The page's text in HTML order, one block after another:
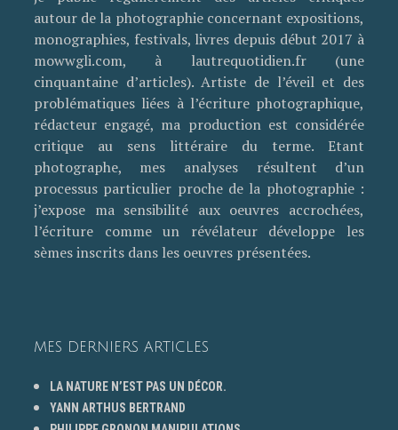
autour de la photographie concernant expositions,
monographies, festivals, livres depuis début 2017 à
mowwgli.com, à lautrequotidien.fr (une
cinquantaine d’articles). Artiste de l’éveil et des
problématiques liées à l’écriture photographique,
rédacteur engagé, ma production est considérée
critique au sens littéraire du terme. Etant
photographe, mes analyses résultent d’un
processus particulier proche de la photographie :
j’expose ma sensibilité aux oeuvres accrochées,
l’écriture comme un révélateur développe les
sèmes inscrits dans les oeuvres présentées.
MES DERNIERS ARTICLES
LA NATURE N’EST PAS UN DÉCOR.
YANN ARTHUS BERTRAND